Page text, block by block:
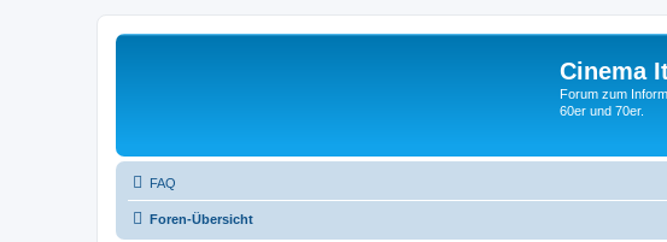
Cinema
Forum zum
60er und 70er.
FAQ
Foren-Übersicht